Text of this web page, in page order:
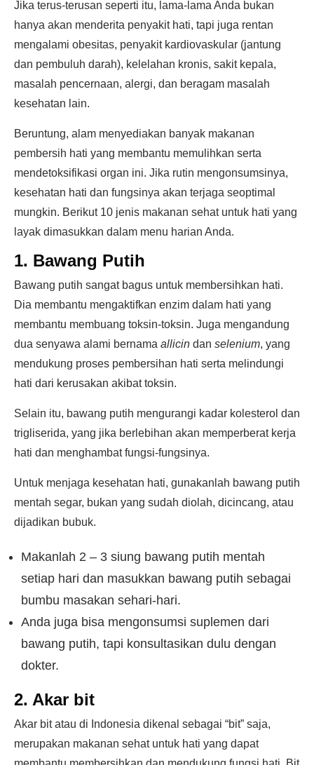
Jika terus-terusan seperti itu, lama-lama Anda bukan
hanya akan menderita penyakit hati, tapi juga rentan
mengalami obesitas, penyakit kardiovaskular (jantung
dan pembuluh darah), kelelahan kronis, sakit kepala,
masalah pencernaan, alergi, dan beragam masalah
kesehatan lain.
Beruntung, alam menyediakan banyak makanan
pembersih hati yang membantu memulihkan serta
mendetoksifikasi organ ini. Jika rutin mengonsumsinya,
kesehatan hati dan fungsinya akan terjaga seoptimal
mungkin. Berikut 10 jenis makanan sehat untuk hati yang
layak dimasukkan dalam menu harian Anda.
1. Bawang Putih
Bawang putih sangat bagus untuk membersihkan hati.
Dia membantu mengaktifkan enzim dalam hati yang
membantu membuang toksin-toksin. Juga mengandung
dua senyawa alami bernama allicin dan selenium, yang
mendukung proses pembersihan hati serta melindungi
hati dari kerusakan akibat toksin.
Selain itu, bawang putih mengurangi kadar kolesterol dan
trigliserida, yang jika berlebihan akan memperberat kerja
hati dan menghambat fungsi-fungsinya.
Untuk menjaga kesehatan hati, gunakanlah bawang putih
mentah segar, bukan yang sudah diolah, dicincang, atau
dijadikan bubuk.
Makanlah 2 – 3 siung bawang putih mentah
setiap hari dan masukkan bawang putih sebagai
bumbu masakan sehari-hari.
Anda juga bisa mengonsumsi suplemen dari
bawang putih, tapi konsultasikan dulu dengan
dokter.
2. Akar bit
Akar bit atau di Indonesia dikenal sebagai “bit” saja,
merupakan makanan sehat untuk hati yang dapat